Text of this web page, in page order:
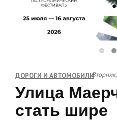
ДОРОГИ И АВТОМОБИЛИ
Улица
стать шире